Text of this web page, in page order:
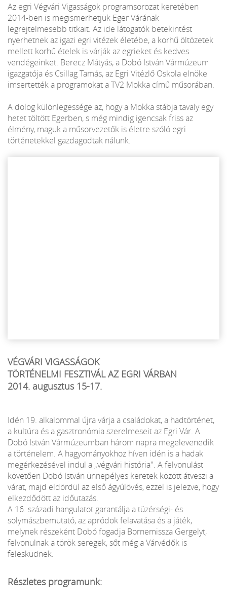
Az egri Végvári Vigasságok programsorozat keretében
2014-ben is megismerhetjük Eger Várának
legrejtelmesebb titkait. Az ide látogatók betekintést
nyerhetnek az igazi egri vitézek életébe, a korhű öltözetek
mellett korhű ételek is várják az egrieket és kedves
vendégeinket. Berecz Mátyás, a Dobó István Vármúzeum
igazgatója és Csillag Tamás, az Egri Vitézlő Oskola elnöke
imsertették a programokat a TV2 Mokka című műsorában.
A dolog különlegessége az, hogy a Mokka stábja tavaly egy
hetet töltött Egerben, s még mindig igencsak friss az
élmény, maguk a műsorvezetők is életre szóló egri
történetekkel gazdagodtak nálunk.
VÉGVÁRI VIGASSÁGOK
TÖRTÉNELMI FESZTIVÁL AZ EGRI VÁRBAN
2014. augusztus 15-17.
Idén 19. alkalommal újra várja a családokat, a hadtörténet,
a kultúra és a gasztronómia szerelmeseit az Egri Vár. A
Dobó István Vármúzeumban három napra megelevenedik
a történelem. A hagyományokhoz híven idén is a hadak
megérkezésével indul a „végvári história". A felvonulást
követően Dobó István ünnepélyes keretek között átveszi a
várat, majd eldördül az első ágyúlövés, ezzel is jelezve, hogy
elkezdődött az időutazás.
A 16. századi hangulatot garantálja a tüzérségi- és
solymászbemutató, az apródok felavatása és a játék,
melynek részeként Dobó fogadja Bornemissza Gergelyt,
felvonulnak a török seregek, sőt még a Várvédők is
felesküdnek.
Részletes programunk: